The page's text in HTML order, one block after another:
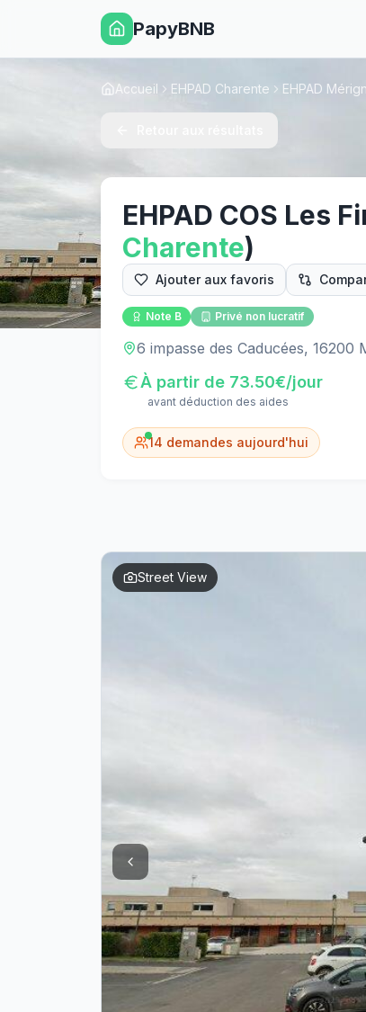
PapyBNB
Accueil EHPAD Charente EHPAD
EHPAD COS Les
Charente)
Ajouter aux favoris
Note B Privé non lucratif
6 impasse des Caducées, 16200
À partir de 73.50€/jour
avant déduction des aides
14 demandes aujourd'hui
Street View